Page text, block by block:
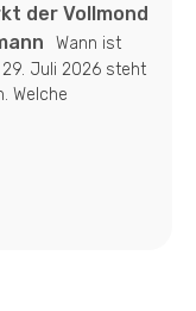
der Vollmond
Wann ist
Juli 2026 steht
Welche